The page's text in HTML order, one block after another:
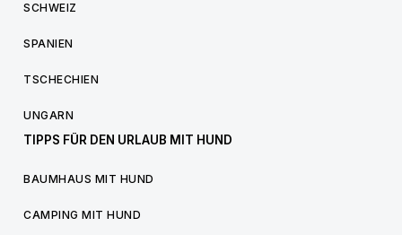
SCHWEIZ
SPANIEN
TSCHECHIEN
UNGARN
TIPPS FÜR DEN URLAUB MIT HUND
BAUMHAUS MIT HUND
CAMPING MIT HUND